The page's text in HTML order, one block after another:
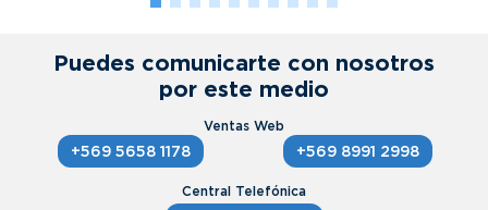
Puedes comunicarte con nosotros
por este medio
+569 5658 1178 +569 8991 2998